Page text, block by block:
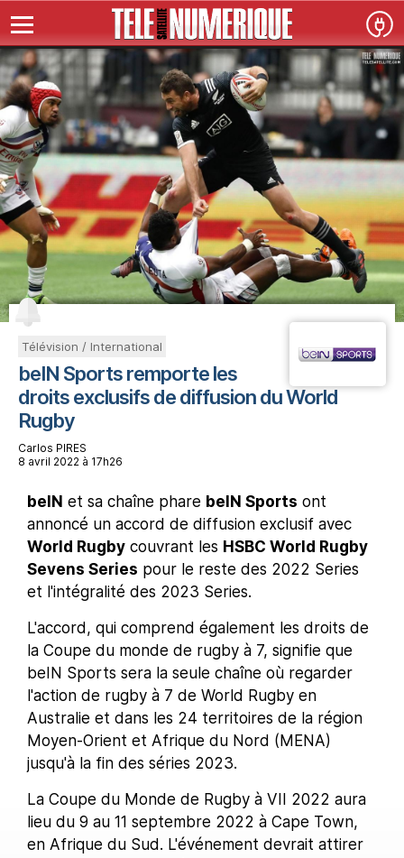
Télévision / International
beIN Sports remporte les
droits exclusifs de diffusion du World
Rugby
Carlos PIRES
8 avril 2022 à 17h26
beIN et sa chaîne phare beIN Sports ont
annoncé un accord de diffusion exclusif avec
World Rugby couvrant les HSBC World Rugby
Sevens Series pour le reste des 2022 Series
et l'intégralité des 2023 Series.
L'accord, qui comprend également les droits de
la Coupe du monde de rugby à 7, signifie que
beIN Sports sera la seule chaîne où regarder
l'action de rugby à 7 de World Rugby en
Australie et dans les 24 territoires de la région
Moyen-Orient et Afrique du Nord (MENA)
jusqu'à la fin des séries 2023.
La Coupe du Monde de Rugby à VII 2022 aura
lieu du 9 au 11 septembre 2022 à Cape Town,
en Afrique du Sud. L'événement devrait attirer